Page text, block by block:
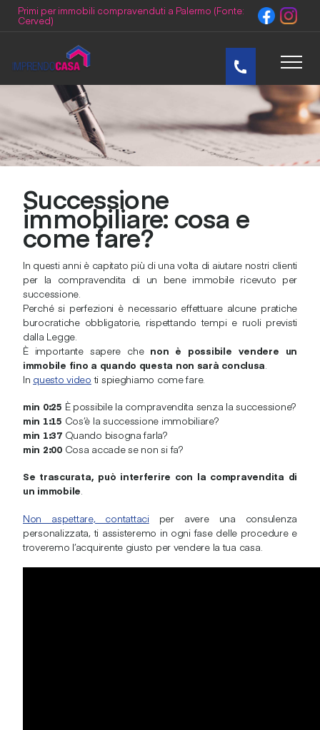
Primi per immobili compravenduti a Palermo (Fonte:
Cerved)
Team
Blog
Video
Lavora con noi
Contatti
Successione
immobiliare: cosa e
come fare?
In questi anni è capitato più di una volta di aiutare nostri clienti
per la compravendita di un bene immobile ricevuto per
successione.
Perché si perfezioni è necessario effettuare alcune pratiche
burocratiche obbligatorie, rispettando tempi e ruoli previsti
dalla Legge.
È importante sapere che non è possibile vendere un
immobile fino a quando questa non sarà conclusa
In questo video ti spieghiamo come fare.
min 0:25 È possibile la compravendita senza la successione?
min 1:15 Cos’è la successione immobiliare?
min 1:37Quando bisogna farla?
min 2:00Cosa accade se non si fa?
Se trascurata, può interferire con la compravendita di
un immobile.
Non aspettare, contattaciper avere una consulenza
personalizzata, ti assisteremo in ogni fase delle procedure e
troveremo l’acquirente giusto per vendere la tua casa.